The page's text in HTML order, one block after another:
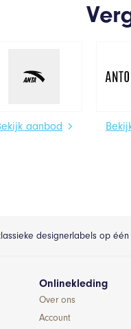
aanbod
designerlabels op
Onlinekleding
Over ons
Account